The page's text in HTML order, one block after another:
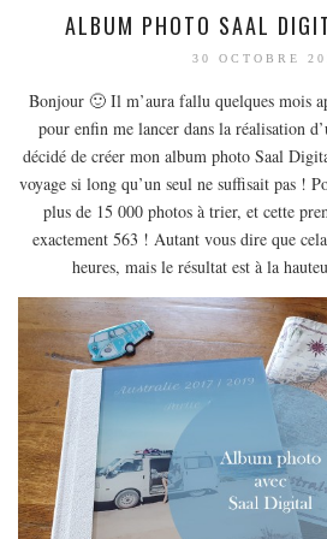
VOYAGES
EGYPTE
SEYCHELLES
AMÉRIQUE
MEXIQUE
EUROPE
ESPAGNE
FRANCE
GRÈCE
HONGRIE
ITALIE
PAYS BAS
RÉPUBLIQUE TCHÈQUE
ALBUM PHOTO SAAL
30 OCTOBRE
Bonjour 🙂 Il m’aura fallu quelques mois
pour enfin me lancer dans la réalisation
décidé de créer mon album photo Saal
voyage si long qu’un seul ne suffisait pas !
plus de 15 000 photos à trier, et cette
exactement 563 ! Autant vous dire que
heures, mais le résultat est à la